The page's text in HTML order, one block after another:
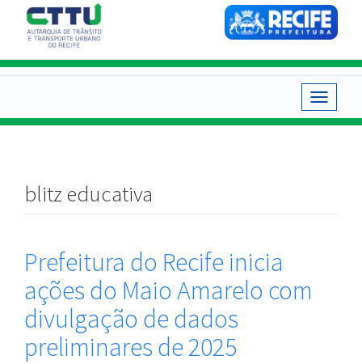
conteúdo
principal
Toggle
blitz educativa
Prefeitura do Recife inicia
ações do Maio Amarelo com
divulgação de dados
preliminares de 2025